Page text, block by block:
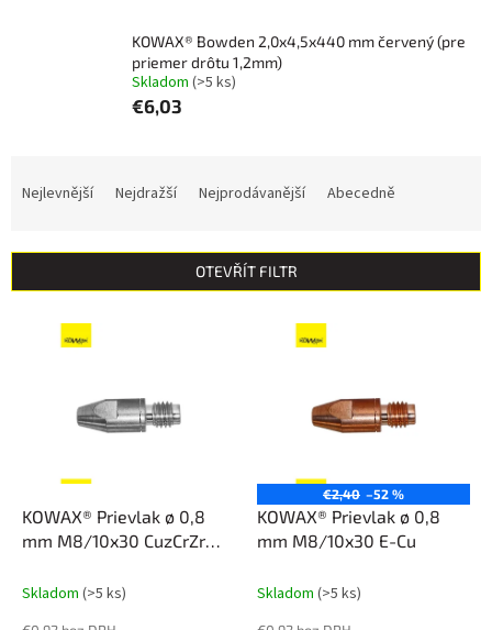
KOWAX® Bowden 2,0x4,5x440 mm červený (pre
priemer drôtu 1,2mm)
Skladom (>5 ks)
€6,03
í
Nejlevnější Nejdražší Nejprodávanější Abecedně
OTEVŘÍT FILTR
KOWAX® Prievlak ø 0,8
mm M8/10x30 CuzCrZr
Skladom (>5 ks)
€2,40 –52 %
KOWAX® Prievlak ø 0,8
mm M8/10x30 E-Cu
Skladom (>5 ks)